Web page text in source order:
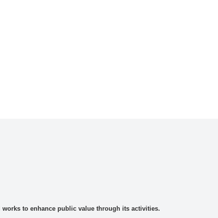
to enhance public value through its activities.